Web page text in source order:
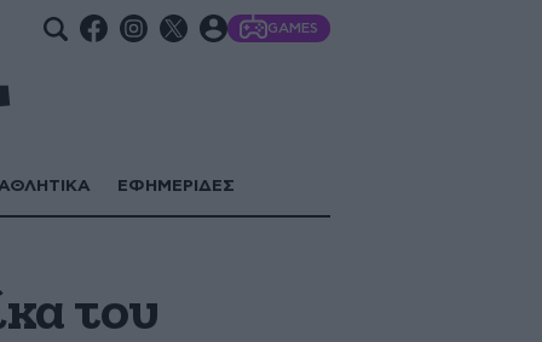
GAMES
ΕΦΗΜΕΡΙΔΕΣ
του